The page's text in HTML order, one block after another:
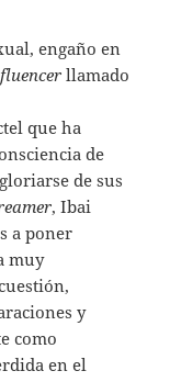
engaño en
llamado
que ha
de
de sus
, Ibai
a poner
muy
y
como
en el